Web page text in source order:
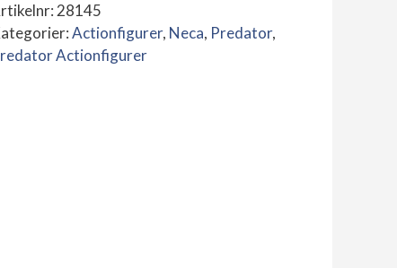
28145
Actionfigurer, Neca, Predator,
Actionfigurer